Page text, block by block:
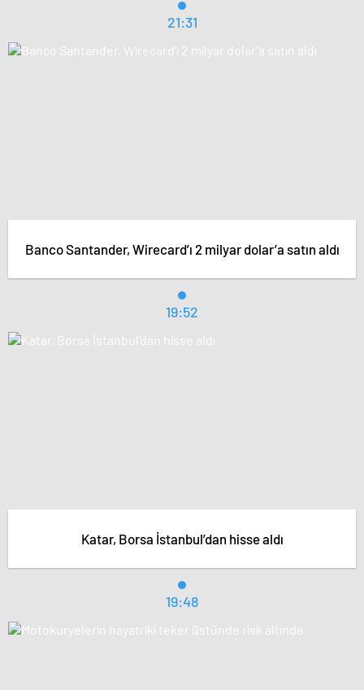
21:31
Banco Santander, Wirecard’ı 2 milyar dolar’a satın aldı
19:52
Katar, Borsa İstanbul’dan hisse aldı
19:48